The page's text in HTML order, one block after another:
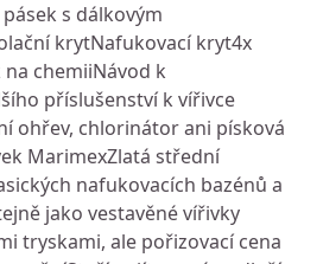
s dálkovým
krytNafukovací kryt4x
chemiiNávod k
příslušenství k vířivce
ohřev, chlorinátor ani písková
MarimexZlatá střední
nafukovacích bazénů a
jako vestavěné vířivky
tryskami, ale pořizovací cena